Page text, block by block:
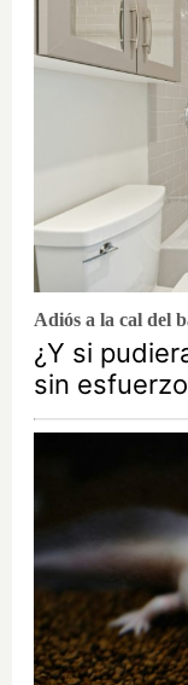
Adiós a la cal del
¿Y si
sin